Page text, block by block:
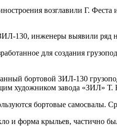
возглавили Г.
130, инженеры выявили ряд
для создания
бортовой ЗИЛ-130
художником завода «ЗИЛ» Т.
бортовые самосвалы.
и форма крыльев, частично